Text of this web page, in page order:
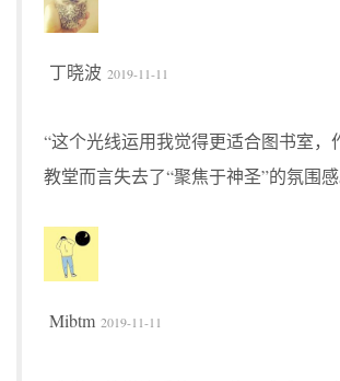
丁晓波 2019-11-11
“这个光线运用我觉得更适合图书室，
教堂而言失去了“聚焦于神圣”的氛围
Mibtm 2019-11-11